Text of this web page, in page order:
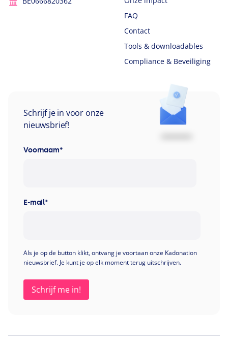
FAQ
Contact
Tools & downloadables
Compliance & Beveiliging
Schrijf je in voor onze
nieuwsbrief!
Voornaam*
E-mail*
Als je op de button klikt, ontvang je voortaan onze Kadonation
nieuwsbrief. Je kunt je op elk moment terug uitschrijven.